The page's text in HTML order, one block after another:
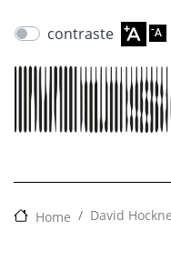
contraste
Home David